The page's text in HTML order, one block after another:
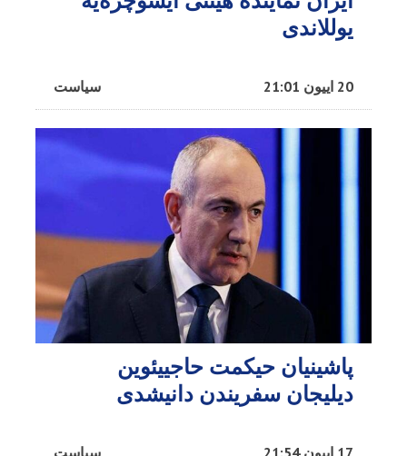
یوللاندی
سیاست 20 اییون 21:01
پاشینیان حیکمت حاجییئوین
دیلیجان سفریندن دانیشدی